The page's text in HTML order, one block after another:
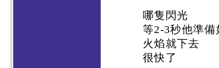
哪隻閃光
等2-3秒他準
火焰就下去
很快了